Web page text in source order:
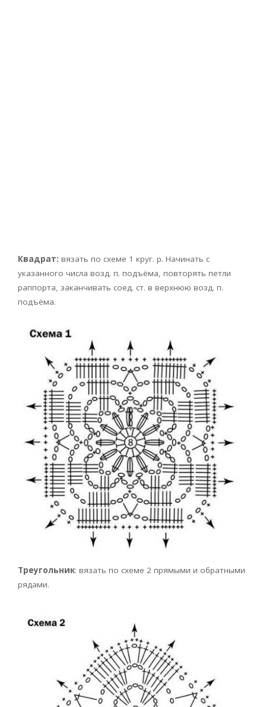
Квадрат: вязать по схеме 1 круг. р. Начинать с
указанного числа возд. п. подъёма, повторять петли
раппорта, за­канчивать соед. ст. в верхнюю возд. п.
подъёма.
Треугольник: вязать по схеме 2 прямы­ми и обратными
рядами.